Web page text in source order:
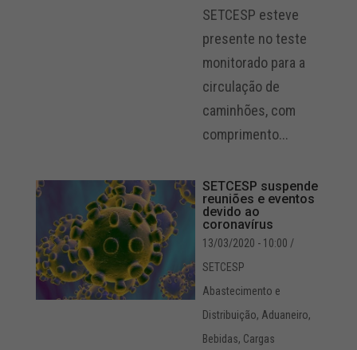
SETCESP esteve
presente no teste
monitorado para a
circulação de
caminhões, com
comprimento...
SETCESP suspende
reuniões e eventos
devido ao
coronavírus
13/03/2020 - 10:00 /
SETCESP
Abastecimento e
Distribuição, Aduaneiro,
Bebidas, Cargas